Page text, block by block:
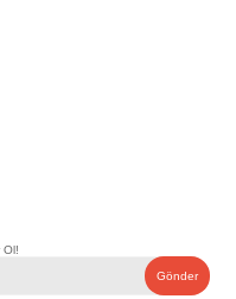
Ol!
Gönder